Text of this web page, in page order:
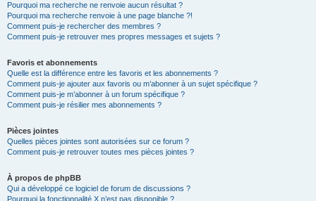
Pourquoi ma recherche ne renvoie aucun résultat ?
Pourquoi ma recherche renvoie à une page blanche ?!
Comment puis-je rechercher des membres ?
Comment puis-je retrouver mes propres messages et sujets ?
Favoris et abonnements
Quelle est la différence entre les favoris et les abonnements ?
Comment puis-je ajouter aux favoris ou m’abonner à un sujet spécifique ?
Comment puis-je m’abonner à un forum spécifique ?
Comment puis-je résilier mes abonnements ?
Pièces jointes
Quelles pièces jointes sont autorisées sur ce forum ?
Comment puis-je retrouver toutes mes pièces jointes ?
À propos de phpBB
Qui a développé ce logiciel de forum de discussions ?
Pourquoi la fonctionnalité X n’est pas disponible ?